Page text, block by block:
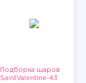
Подборка шаров
SaintValentine-43